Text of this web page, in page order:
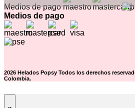
Medios de pago
Medios de pago
2026 Helados Popsy Todos los derechos
Colombia.